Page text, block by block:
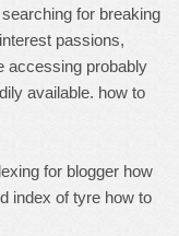
for breaking
passions,
accessing probably
available. how to
for blogger how
index of tyre how to